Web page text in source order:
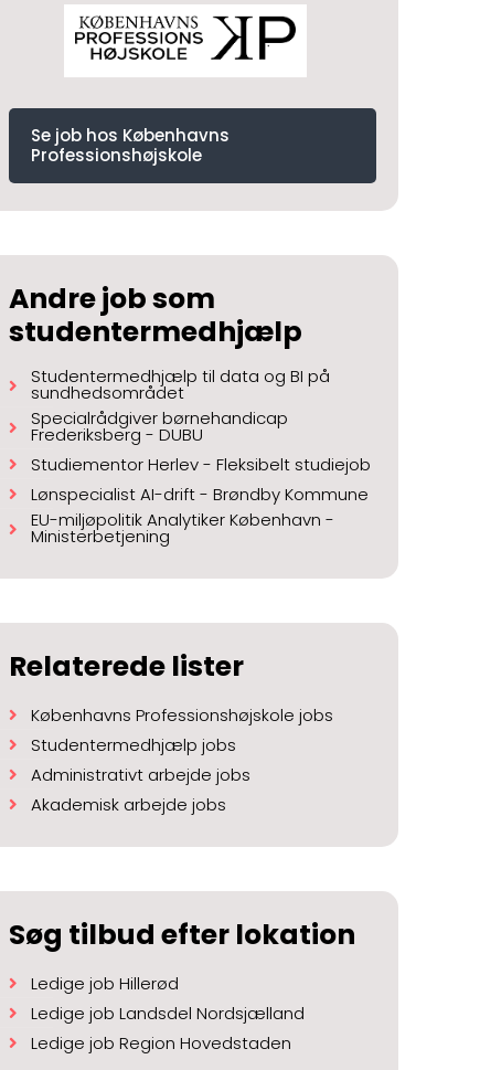
Se job hos Københavns
Professionshøjskole
Andre job som
studentermedhjælp
Studentermedhjælp til data og BI på
sundhedsområdet
Specialrådgiver børnehandicap
Frederiksberg - DUBU
Studiementor Herlev - Fleksibelt studiejob
Lønspecialist AI-drift - Brøndby Kommune
EU-miljøpolitik Analytiker København -
Ministerbetjening
Relaterede lister
Københavns Professionshøjskole jobs
Studentermedhjælp jobs
Administrativt arbejde jobs
Akademisk arbejde jobs
Søg tilbud efter lokation
Ledige job Hillerød
Ledige job Landsdel Nordsjælland
Ledige job Region Hovedstaden